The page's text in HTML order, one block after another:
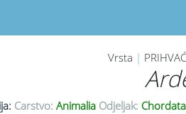
Vrsta |
Carstvo: Animalia Odjeljak: Chordata